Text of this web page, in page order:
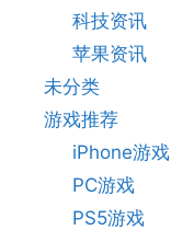
科技资讯
苹果资讯
未分类
游戏推荐
iPhone游戏
PC游戏
PS5游戏